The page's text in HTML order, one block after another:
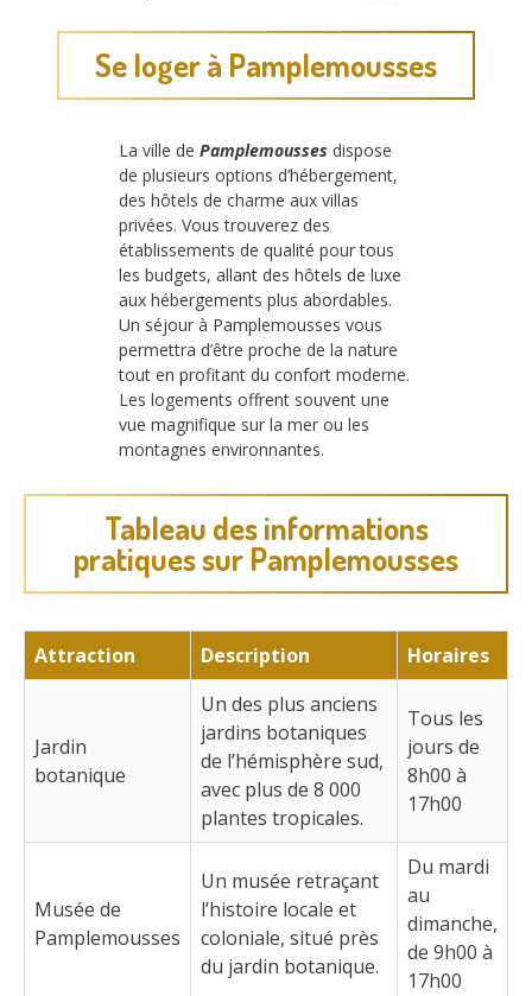
Se loger à Pamplemousses
La ville de Pamplemousses dispose
de plusieurs options d’hébergement,
des hôtels de charme aux villas
privées. Vous trouverez des
établissements de qualité pour tous
les budgets, allant des hôtels de luxe
aux hébergements plus abordables.
Un séjour à Pamplemousses vous
permettra d’être proche de la nature
tout en profitant du confort moderne.
Les logements offrent souvent une
vue magnifique sur la mer ou les
montagnes environnantes.
Tableau des informations
pratiques sur Pamplemousses
Attraction Description Horaires
Jardin
botanique
Un des plus anciens
jardins botaniques
de l’hémisphère sud,
avec plus de 8 000
plantes tropicales.
Tous les
jours de
8h00 à
17h00
Musée de
Pamplemousses
Un musée retraçant
l’histoire locale et
coloniale, situé près
du jardin botanique.
Du mardi
au
dimanche,
de 9h00 à
17h00